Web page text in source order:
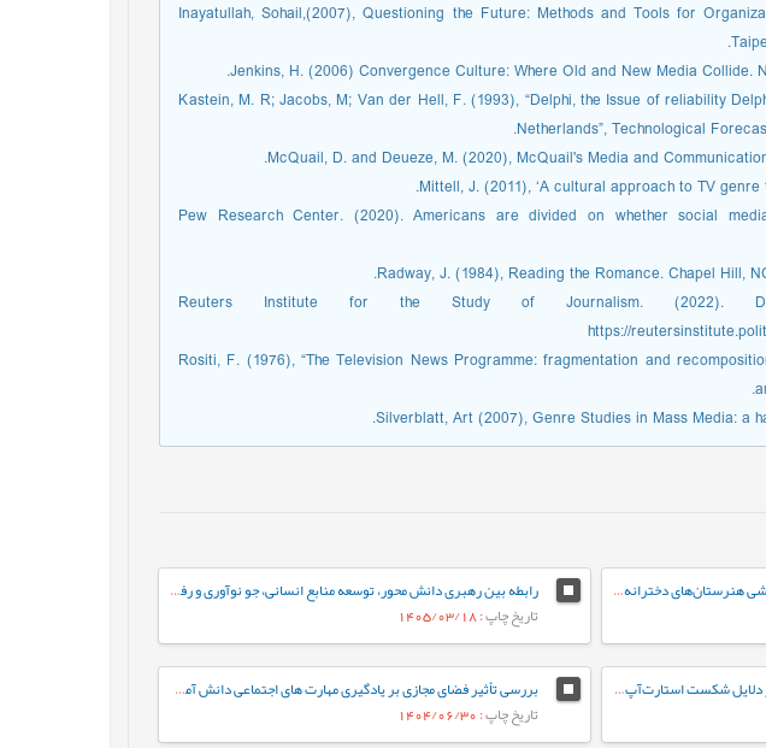
Inayatullah, Sohail,(2007), Questioning the Future: Methods and Tools for
Jenkins, H. (2006) Convergence Culture: Where Old and New Media Collide.
Kastein, M. R; Jacobs, M; Van der Hell, F. (1993), “Delphi, the Issue of reliability
Netherlands”, Technological
McQuail, D. and Deueze, M. (2020), McQuail's Media and
Mittell, J. (2011), ‘A cultural approach to TV
Pew Research Center. (2020). Americans are divided on whether social
Radway, J. (1984), Reading the Romance. Chapel Hill,
Reuters Institute for the Study of Journalism. (2022).
https://
Rositi, F. (1976), “The Television News Programme: fragmentation and
Silverblatt, Art (2007), Genre Studies in Mass Media: a
ارزیابی ابعاد نظری و عملی نظام های آموزشی هنرستان‌های دخترانه فنی و حرفه‌ای
رابطه بین رهبری دانش محور، توسعه منابع انسانی، جو نوآوری و رفتار کاری خلاقانه با مزیت رقابتی پایدار با نقش میانجی نواوری سازمانی
تاریخ چاپ: 1405/03/18
از ایده تا افول: تحلیل پدیدارشناسانه از دلایل شکست استارت‌آپ‌های ایرانی
بررسی تأثیر فضای مجازی بر یادگیری مهارت های اجتماعی دانش آموزان از دیدگاه معلمان (مطالعه موردی: شهرستان هامون)
تاریخ چاپ: 1404/06/30